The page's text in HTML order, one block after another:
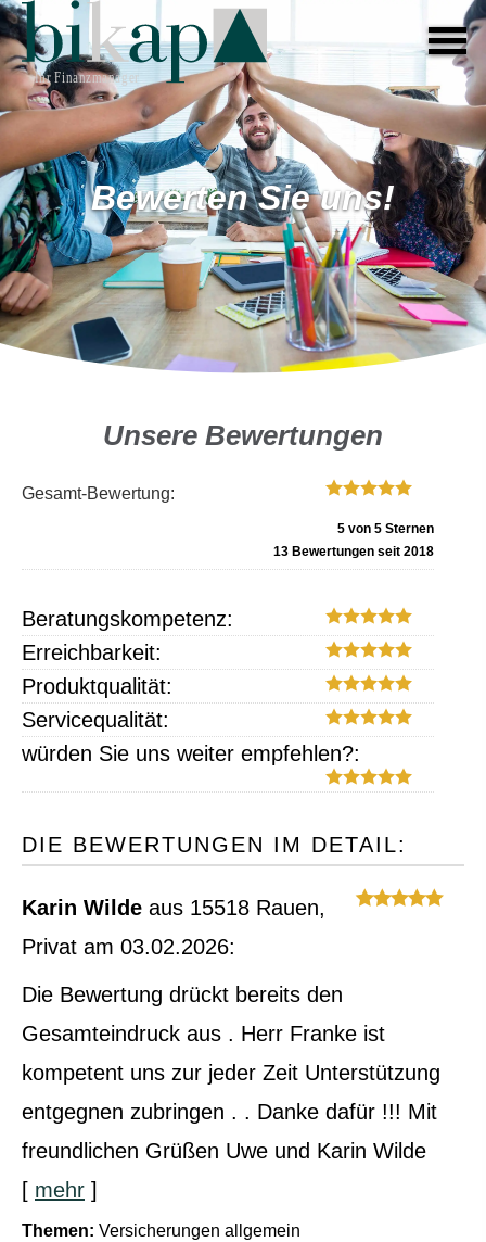
Bewerten Sie uns!
Unsere Bewertungen
Gesamt-Bewertung:
5 von 5 Sternen
13 Bewertungen seit 2018
Beratungskompetenz:
Erreichbarkeit:
Produktqualität:
Servicequalität:
würden Sie uns weiter empfehlen?:
DIE BEWERTUNGEN IM DETAIL:
Karin Wilde aus 15518 Rauen,
Privat am 03.02.2026:
Die Bewertung drückt bereits den
Gesamteindruck aus . Herr Franke ist
kompetent uns zur jeder Zeit Unterstützung
entgegnen zubringen . . Danke dafür !!! Mit
freundlichen Grüßen Uwe und Karin Wilde
[ mehr ]
Themen: Versicherungen allgemein